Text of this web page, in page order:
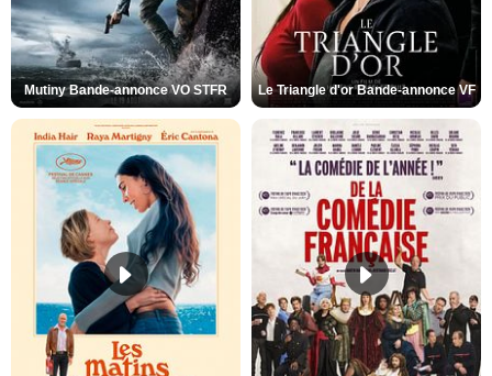
Mutiny Bande-annonce VO STFR Le Triangle d'or Bande-annonce VF